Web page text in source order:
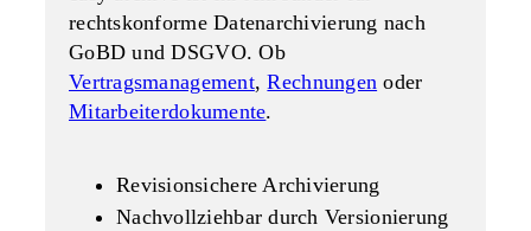
rechtskonforme Datenarchivierung nach
GoBD und DSGVO. Ob
Vertragsmanagement,Rechnungen oder
Mitarbeiterdokumente.
Revisionsichere Archivierung
Nachvollziehbar durch Versionierung